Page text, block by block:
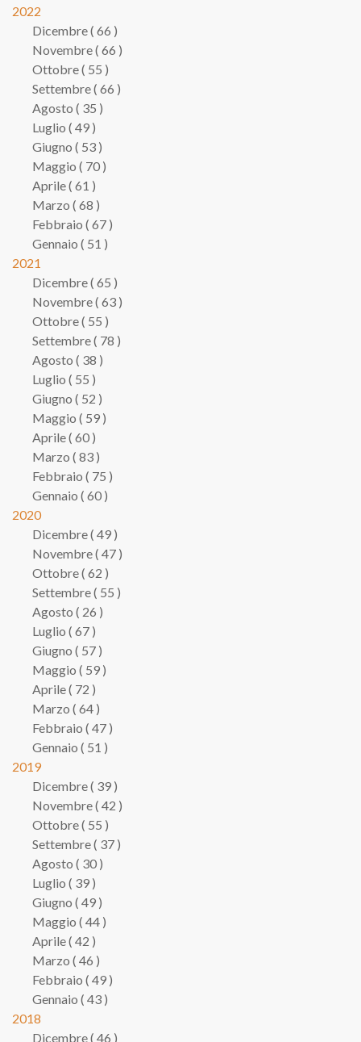
2022
Dicembre ( 66 )
Novembre ( 66 )
Ottobre ( 55 )
Settembre ( 66 )
Agosto ( 35 )
Luglio ( 49 )
Giugno ( 53 )
Maggio ( 70 )
Aprile ( 61 )
Marzo ( 68 )
Febbraio ( 67 )
Gennaio ( 51 )
2021
Dicembre ( 65 )
Novembre ( 63 )
Ottobre ( 55 )
Settembre ( 78 )
Agosto ( 38 )
Luglio ( 55 )
Giugno ( 52 )
Maggio ( 59 )
Aprile ( 60 )
Marzo ( 83 )
Febbraio ( 75 )
Gennaio ( 60 )
2020
Dicembre ( 49 )
Novembre ( 47 )
Ottobre ( 62 )
Settembre ( 55 )
Agosto ( 26 )
Luglio ( 67 )
Giugno ( 57 )
Maggio ( 59 )
Aprile ( 72 )
Marzo ( 64 )
Febbraio ( 47 )
Gennaio ( 51 )
2019
Dicembre ( 39 )
Novembre ( 42 )
Ottobre ( 55 )
Settembre ( 37 )
Agosto ( 30 )
Luglio ( 39 )
Giugno ( 49 )
Maggio ( 44 )
Aprile ( 42 )
Marzo ( 46 )
Febbraio ( 49 )
Gennaio ( 43 )
2018
Dicembre ( 46 )